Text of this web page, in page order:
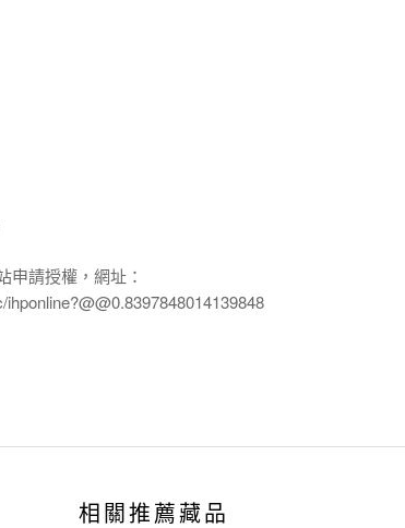
申請授權，網址：
相關推薦藏品